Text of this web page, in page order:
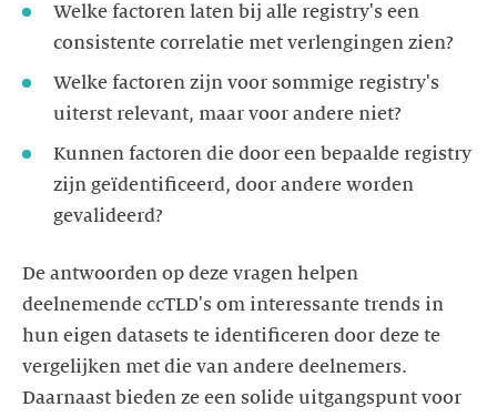
Welke factoren laten bij alle registry's een
consistente correlatie met verlengingen zien?
Welke factoren zijn voor sommige registry's
uiterst relevant, maar voor andere niet?
Kunnen factoren die door een bepaalde registry
zijn geïdentificeerd, door andere worden
gevalideerd?
De antwoorden op deze vragen helpen
deelnemende ccTLD's om interessante trends in
hun eigen datasets te identificeren door deze te
vergelijken met die van andere deelnemers.
Daarnaast bieden ze een solide uitgangspunt voor